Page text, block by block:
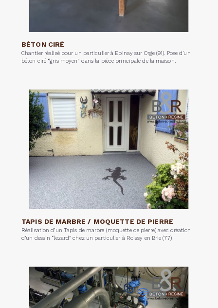
BÉTON CIRÉ
Chantier réalisé pour un particulier à Epinay sur Orge (91). Pose d’un
béton ciré “gris moyen” dans la pièce principale de la maison.
TAPIS DE MARBRE / MOQUETTE DE PIERRE
Réalisation d’un Tapis de marbre (moquette de pierre) avec création
d’un dessin “lezard” chez un particulier à Roissy en Brie (77)